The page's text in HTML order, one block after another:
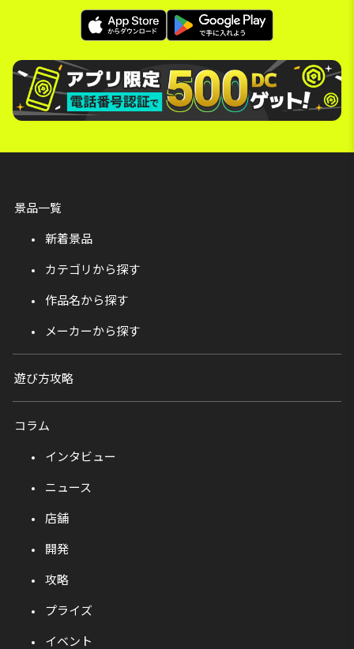
景品一覧
新着景品
カテゴリから探す
作品名から探す
メーカーから探す
遊び方攻略
コラム
インタビュー
ニュース
店舗
開発
攻略
プライズ
イベント